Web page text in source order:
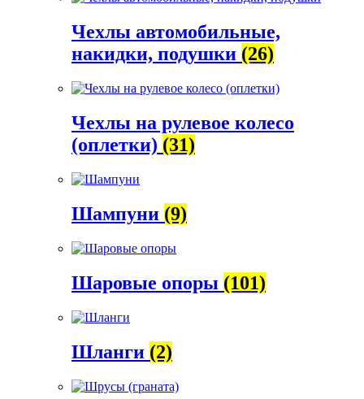
Чехлы автомобильные,
накидки, подушки (26)
Чехлы на рулевое колесо
(оплетки) (31)
Шампуни (9)
Шаровые опоры (101)
Шланги (2)